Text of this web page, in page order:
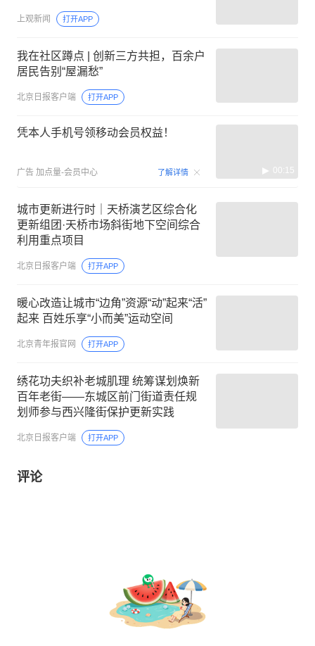
上观新闻 打开APP
我在社区蹲点 | 创新三方共担，百余户
居民告别“屋漏愁”
北京日报客户端 打开APP
凭本人手机号领移动会员权益！
广告 加点量-会员中心 了解详情 00:15
城市更新进行时｜天桥演艺区综合化
更新组团·天桥市场斜街地下空间综合
利用重点项目
北京日报客户端 打开APP
暖心改造让城市“边角”资源“动”起来“活”
起来 百姓乐享“小而美”运动空间
北京青年报官网 打开APP
绣花功夫织补老城肌理 统筹谋划焕新
百年老街——东城区前门街道责任规
划师参与西兴隆街保护更新实践
北京日报客户端 打开APP
评论